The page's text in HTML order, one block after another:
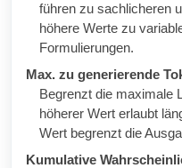
führen zu sachlicheren
höhere Werte zu
Formulierungen.
Max. zu generierende
Begrenzt die maximale
höherer Wert erlaubt
Wert begrenzt die
Kumulative